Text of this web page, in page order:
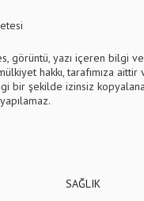
görüntü, yazı içeren bilgi
hakkı, tarafımıza aittir
bir şekilde izinsiz
SAĞLIK